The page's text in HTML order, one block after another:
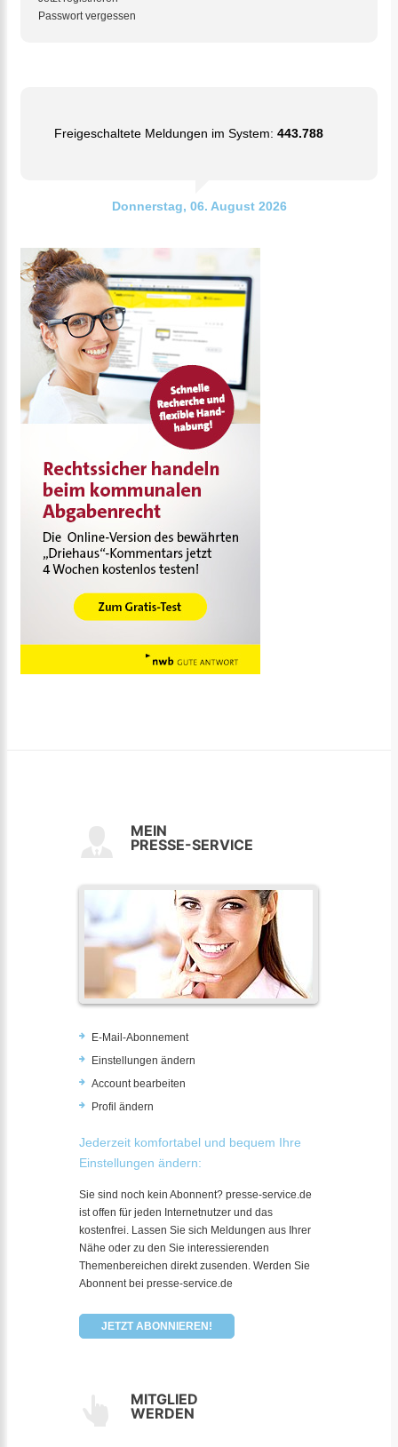
Passwort vergessen
Freigeschaltete Meldungen im System: 443.788
Donnerstag, 06. August 2026
MEIN
PRESSE-SERVICE
E-Mail-Abonnement
Einstellungen ändern
Account bearbeiten
Profil ändern
Jederzeit komfortabel und bequem Ihre
Einstellungen ändern:
Sie sind noch kein Abonnent? presse-service.de
ist offen für jeden Internetnutzer und das
kostenfrei. Lassen Sie sich Meldungen aus Ihrer
Nähe oder zu den Sie interessierenden
Themenbereichen direkt zusenden. Werden Sie
Abonnent bei presse-service.de
JETZT ABONNIEREN!
MITGLIED
WERDEN